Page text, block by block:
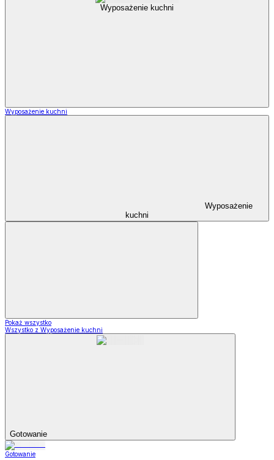
Wyposażenie kuchni
Wyposażenie kuchni
Wyposażenie
kuchni
Pokaż wszystko
Wszystko z Wyposażenie kuchni
Gotowanie
Gotowanie